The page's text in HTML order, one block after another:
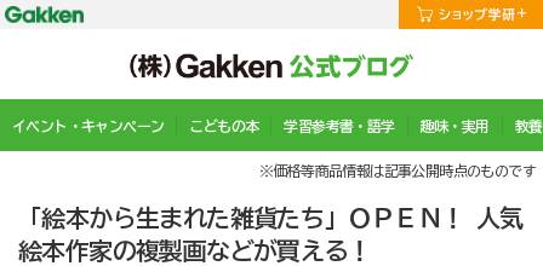
イベント・キャンペーン こどもの本 学習参考書・語学 趣味・実用 教
※価格等商品情報は記事公開時点のものです
「絵本から生まれた雑貨たち」ＯＰＥＮ！ 人気
絵本作家の複製画などが買える！